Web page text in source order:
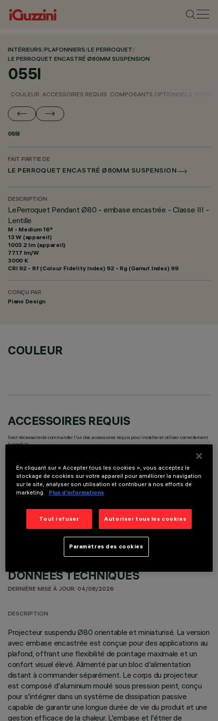
INTÉRIEURS/PLAFONNIERS/LE PERROQUET/
LE PERROQUET ENCASTRÉ Ø80MM SUSPENSION
055I
COULEUR ACCESSOIRES REQUIS COMPOSANTS OPTIONNELS
055I
FAIT PARTIE DE
LE PERROQUET ENCASTRÉ Ø80MM SUSPENSION
DESCRIPTION
LePerroquet Pendant Ø80 - embase encastrée - Classe III -
Lentille
M - Medium 16°
13 W (appareil)
1003.2 lm (appareil)
77.17 lm/W
3000 K
CRI 92 - Rf (Colour Fidelity Index) 92 - Rg (Gamut Index) 99
CONÇU PAR
Piano Design
COULEUR
ACCESSOIRES REQUIS
Il est nécessaire de commander l'un des accessoires requis pour installer et utiliser correctement
le produit:
DONNÉES TECHNIQUES
DERNIÈRE MISE À JOUR: 04/08/2026
DESCRIPTION
Projecteur suspendu Ø80 orientable et miniaturisé. La version
avec embase encastrée est conçue pour des applications au
plafond, offrant une flexibilité de pointage maximale et un
confort visuel élevé. Alimenté par un bloc d'alimentation
distant à commander séparément. Le corps du projecteur
est composé d'aluminium moulé sous pression peint, conçu
pour s'intégrer dans un système de dissipation passive
capable de garantir une longue durée de vie du produit et une
gestion efficace de la chaleur. L'embase et l'étrier de
En cliquant sur « Accepter tous les cookies », vous acceptez le
stockage de cookies sur votre appareil pour améliorer la navigation
sur le site, analyser son utilisation et contribuer à nos efforts de
marketing.
Plus d’informations
Tout refuser Autoriser tous les cookies
Paramètres des cookies